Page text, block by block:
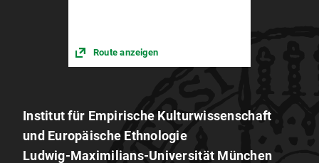
Route anzeigen
Institut für Empirische Kulturwissenschaft
und Europäische Ethnologie
Ludwig-Maximilians-Universität München